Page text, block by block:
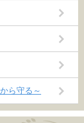
ら守る～